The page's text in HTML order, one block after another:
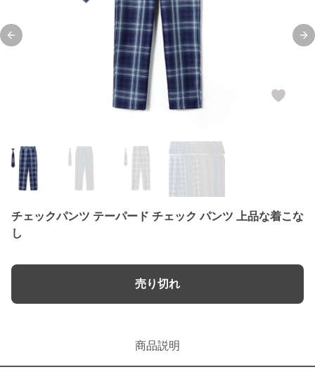
Previous slide
チェックパンツ テーパード チェック パンツ 上品な着こな
し
売り切れ
商品説明